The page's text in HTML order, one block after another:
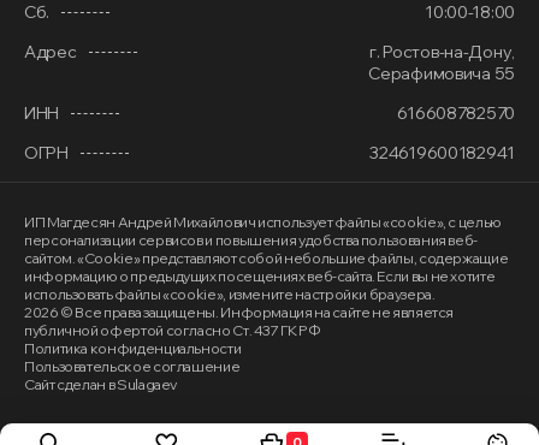
Сб.
10:00-18:00
Адрес
г. Ростов-на-Дону,
Серафимовича 55
ИНН
616608782570
ОГРН
324619600182941
ИП Магдесян Андрей Михайлович использует файлы «cookie», с целью
персонализации сервисов и повышения удобства пользования веб-
сайтом. «Cookie» представляют собой небольшие файлы, содержащие
информацию о предыдущих посещениях веб-сайта. Если вы не хотите
использовать файлы «cookie», измените настройки браузера.
2026 © Все права защищены. Информация на сайте не является
публичной офертой согласно Ст. 437 ГК РФ
Политика конфиденциальности
Пользовательское соглашение
Сайт сделан в Sulagaev